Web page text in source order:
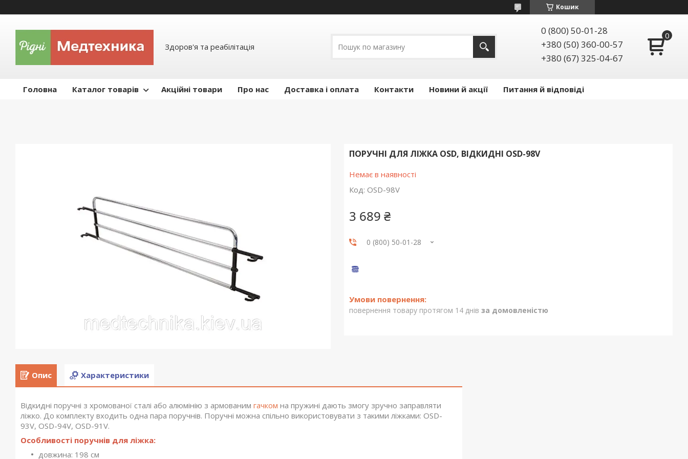
Кошик
Здоров'я та реабілітація
0 (800) 50-01-28
+380 (50) 360-00-57
+380 (67) 325-04-67
Головна Каталог товарів Акційні товари Про нас Доставка і оплата Контакти Новини й акції Питання й відповіді
ПОРУЧНІ ДЛЯ ЛІЖКА OSD, ВІДКИДНІ OSD-98V
Немає в наявності
Код: OSD-98V
3 689 ₴
0 (800) 50-01-28
повернення товару протягом 14 днів за домовленістю
Опис Характеристики
Відкидні поручні з хромованої сталі або алюмінію з армованим гачком на пружині дають змогу зручно заправляти
ліжко. До комплекту входить одна пара поручнів. Поручні можна спільно використовувати з такими ліжками: OSD-
93V, OSD-94V, OSD-91V.
Особливості поручнів для ліжка:
довжина: 198 см